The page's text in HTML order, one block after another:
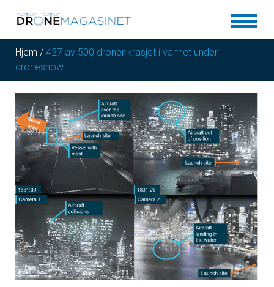
Hjem / 427 av 500 droner krasjet i vannet under
droneshow